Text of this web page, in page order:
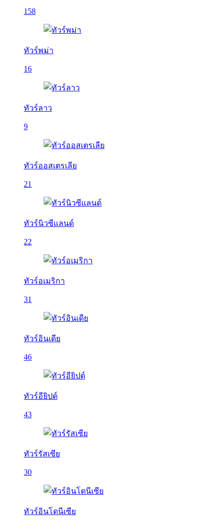
158
ทัวร์พม่า
16
ทัวร์ลาว
9
ทัวร์ออสเตรเลีย
21
ทัวร์นิวซีแลนด์
22
ทัวร์อเมริกา
31
ทัวร์อินเดีย
46
ทัวร์อียิปต์
43
ทัวร์รัสเซีย
30
ทัวร์อินโดนีเซีย